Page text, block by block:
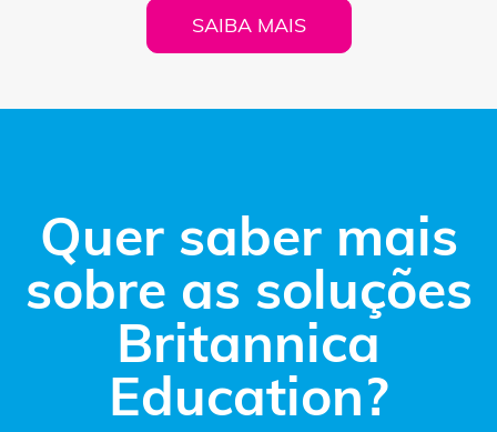
SAIBA MAIS
Quer saber mais
sobre as soluções
Britannica
Education?